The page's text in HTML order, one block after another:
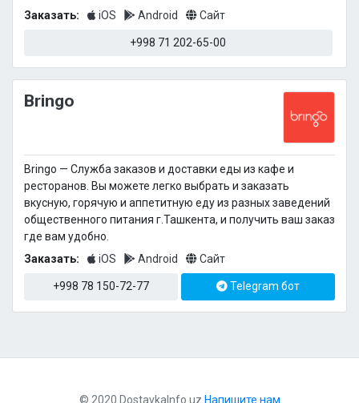
Заказать:
iOS Android Сайт
+998 71 202-65-00
Bringo
Bringo — Cлужба заказов и доставки еды из кафе и
ресторанов. Вы можете легко выбрать и заказать
вкусную, горячую и аппетитную еду из разных заведений
общественного питания г.Ташкента, и получить ваш заказ
где вам удобно.
Заказать:
iOS Android Сайт
+998 78 150-72-77 Telegram бот
© 2020 DostavkaInfo.uz Напишите нам